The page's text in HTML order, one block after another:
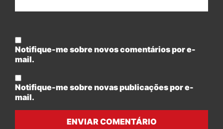
Notifique-me sobre novos comentários por e-
mail.
Notifique-me sobre novas publicações por e-
mail.
ENVIAR COMENTÁRIO